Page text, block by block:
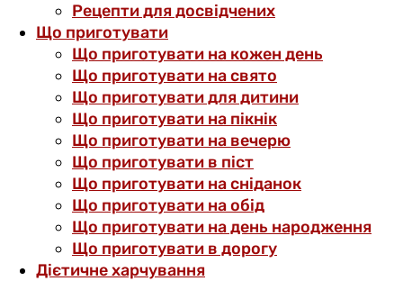
Рецепти для досвідчених
Що приготувати
Що приготувати на кожен день
Що приготувати на свято
Що приготувати для дитини
Що приготувати на пікнік
Що приготувати на вечерю
Що приготувати в піст
Що приготувати на сніданок
Що приготувати на обід
Що приготувати на день народження
Що приготувати в дорогу
Дієтичне харчування